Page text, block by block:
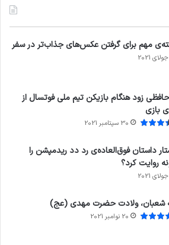
زود هنگام بازیکن تیم ملی فوتسال از
بازی
30 سپتامبر 2021
داستان فوق‌العاده‌ی رد دد ریدمپشن را
روایت کرد؟
شعبان، ولادت حضرت مهدی (عج)
20 نوامبر 2021